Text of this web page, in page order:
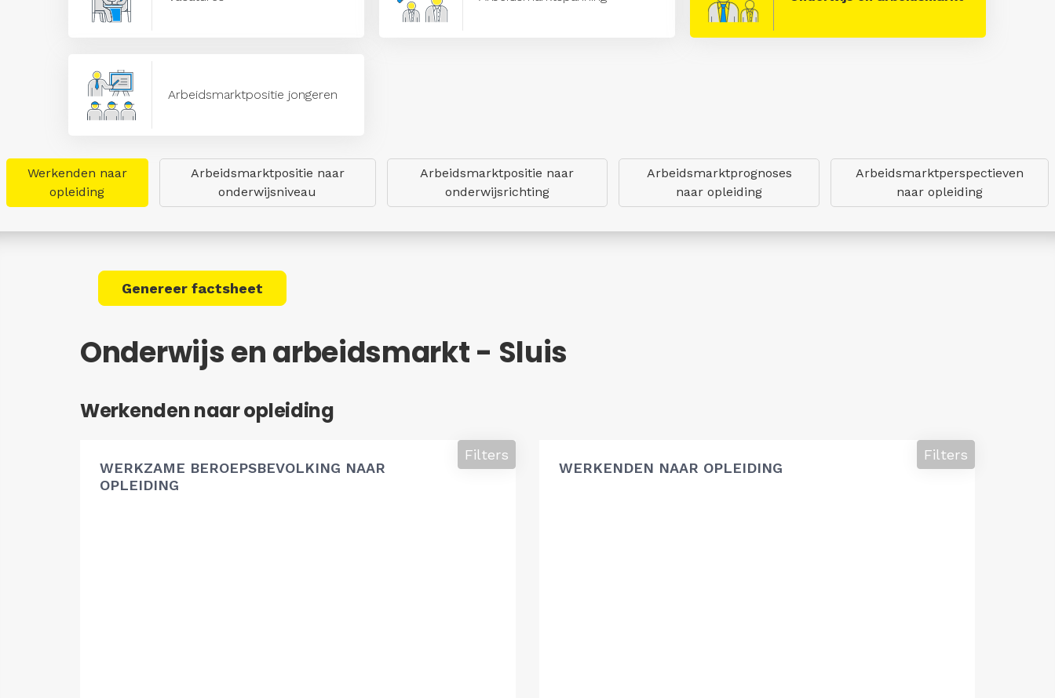
Arbeidsmarktpositie jongeren
Werkenden naar
opleiding
Arbeidsmarktpositie naar
onderwijsniveau
Arbeidsmarktpositie naar
onderwijsrichting
Arbeidsmarktprognoses
naar opleiding
Arbeidsmarktperspectieven
naar opleiding
Genereer factsheet
Onderwijs en arbeidsmarkt - Sluis
Werkenden naar opleiding
WERKZAME BEROEPSBEVOLKING NAAR
OPLEIDING
Filters
WERKENDEN NAAR OPLEIDING
Filters